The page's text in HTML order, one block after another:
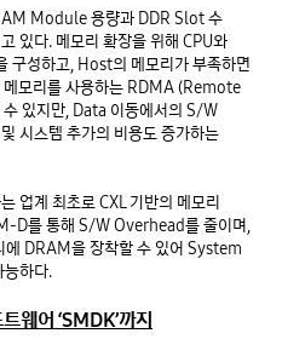
Module 용량과 DDR Slot 수
있다. 메모리 확장을 위해 CPU와
구성하고, Host의 메모리가 부족하면
모리를 사용하는 RDMA (Remote
있지만, Data 이동에서의 S/W
시스템 추가의 비용도 증가하는
업계 최초로 CXL 기반의 메모리
D를 통해 S/W Overhead를 줄이며,
에 DRAM을 장착할 수 있어 System
능하다.
웨어 ‘SMDK’까지